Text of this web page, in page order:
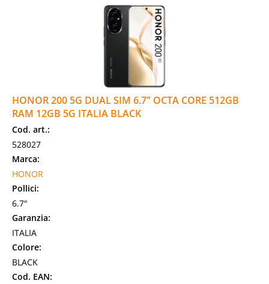
HONOR 200 5G DUAL SIM 6.7" OCTA CORE 512GB
RAM 12GB 5G ITALIA BLACK
Cod. art.:
528027
Marca:
HONOR
Pollici:
6.7"
Garanzia:
ITALIA
Colore:
BLACK
Cod. EAN: